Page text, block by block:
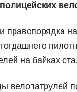
правопорядка
на байках
велопатрулей